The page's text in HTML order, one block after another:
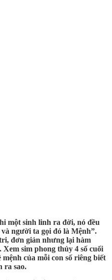
một sinh linh ra đời, nó đều
người ta gọi đó là Mệnh”.
đơn giản nhưng lại hàm
sim phong thủy 4 số cuối
của mỗi con số riêng biết
ra sao.